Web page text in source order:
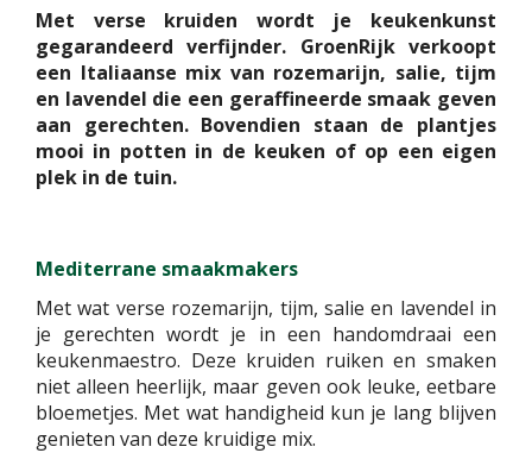
Met verse kruiden wordt je keukenkunst
gegarandeerd verfijnder. GroenRijk verkoopt
een Italiaanse mix van rozemarijn, salie, tijm
en lavendel die een geraffineerde smaak geven
aan gerechten. Bovendien staan de plantjes
mooi in potten in de keuken of op een eigen
plek in de tuin.
Mediterrane smaakmakers
Met wat verse rozemarijn, tijm, salie en lavendel in
je gerechten wordt je in een handomdraai een
keukenmaestro. Deze kruiden ruiken en smaken
niet alleen heerlijk, maar geven ook leuke, eetbare
bloemetjes. Met wat handigheid kun je lang blijven
genieten van deze kruidige mix.